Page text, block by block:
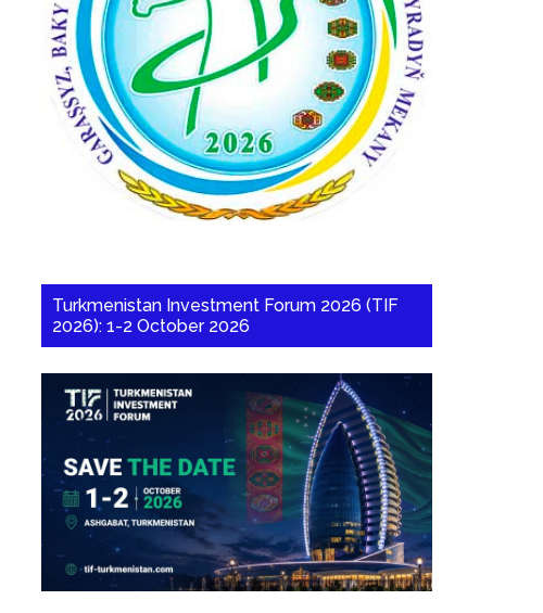
Turkmenistan Investment Forum 2026 (TIF
2026): 1-2 October 2026